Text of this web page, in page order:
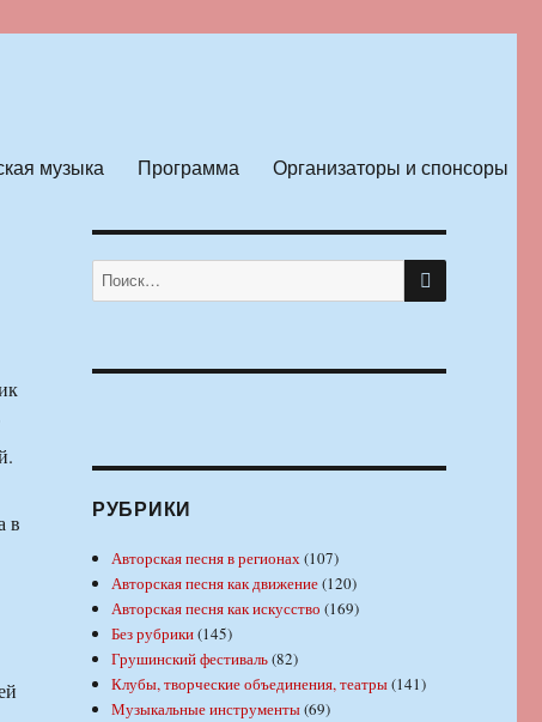
музыка Программа Организаторы и спонсоры
в
Искать: ПОИСК
РУБРИКИ
Авторская песня в регионах(107)
Авторская песня как движение(120)
Авторская песня как искусство (169)
Без рубрики(145)
Грушинский фестиваль(82)
Клубы, творческие объединения, театры(141)
Музыкальные инструменты(69)